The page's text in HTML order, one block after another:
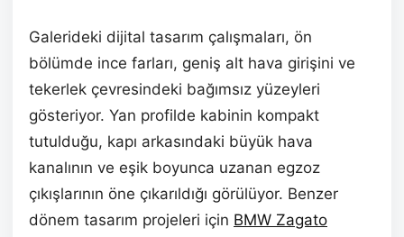
Galerideki dijital tasarım çalışmaları, ön
bölümde ince farları, geniş alt hava girişini ve
tekerlek çevresindeki bağımsız yüzeyleri
gösteriyor. Yan profilde kabinin kompakt
tutulduğu, kapı arkasındaki büyük hava
kanalının ve eşik boyunca uzanan egzoz
çıkışlarının öne çıkarıldığı görülüyor. Benzer
dönem tasarım projeleri için BMW Zagato